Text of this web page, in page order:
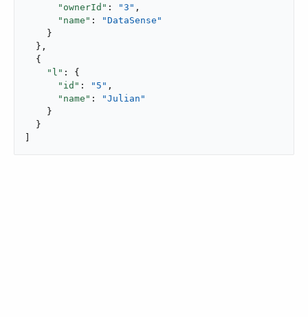
"ownerId" : "3" ,
"name" :
"DataSense"
    }
  },
  {
"l" : {
"id" : "5" ,
"name" :
"Julian"
    }
  }